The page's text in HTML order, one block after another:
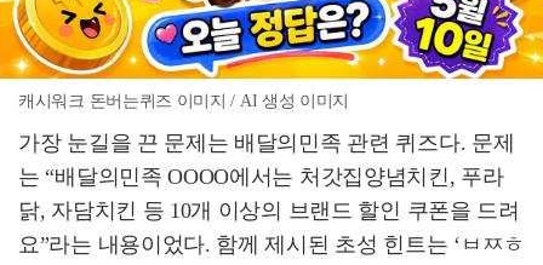
캐시워크 돈버는퀴즈 이미지 / AI 생성 이미지
가장 눈길을 끈 문제는 배달의민족 관련 퀴즈다. 문제
는 “배달의민족 OOOO에서는 처갓집양념치킨, 푸라
닭, 자담치킨 등 10개 이상의 브랜드 할인 쿠폰을 드려
요”라는 내용이었다. 함께 제시된 초성 힌트는 ‘ㅂㅉㅎ